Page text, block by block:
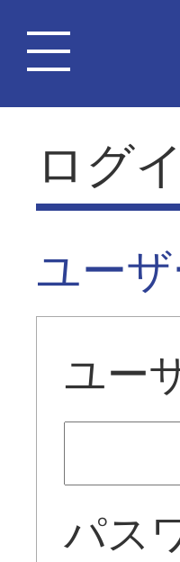
ログ
ユー
ユー
パス